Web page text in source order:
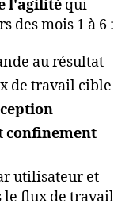
l'agilité qui
des mois 1 à 6 :
au résultat
de travail cible
confinement
utilisateur et
le flux de travail